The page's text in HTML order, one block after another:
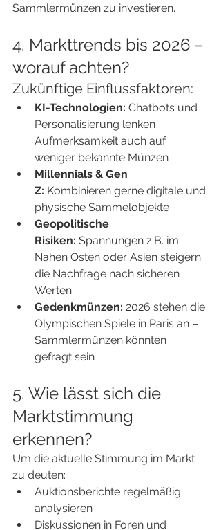
Sammlermünzen zu investieren.
4. Markttrends bis 2026 –
worauf achten?
Zukünftige Einflussfaktoren:
KI-Technologien: Chatbots und
Personalisierung lenken
Aufmerksamkeit auch auf
weniger bekannte Münzen
Millennials & Gen
Z: Kombinieren gerne digitale und
physische Sammelobjekte
Geopolitische
Risiken: Spannungen z.B. im
Nahen Osten oder Asien steigern
die Nachfrage nach sicheren
Werten
Gedenkmünzen: 2026 stehen die
Olympischen Spiele in Paris an –
Sammlermünzen könnten
gefragt sein
5. Wie lässt sich die
Marktstimmung
erkennen?
Um die aktuelle Stimmung im Markt
zu deuten:
Auktionsberichte regelmäßig
analysieren
Diskussionen in Foren und